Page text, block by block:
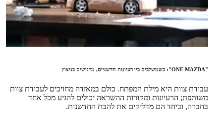
עבודת צוות היא מילת המפתח. כולם במאזדה מחויבים לעבודת צוות
משותפת; הרעיונות ומקורות ההשראה יכולים להגיע מכל אחד
בחברה, וביחד הם מדליקים את להבת החדשנות.